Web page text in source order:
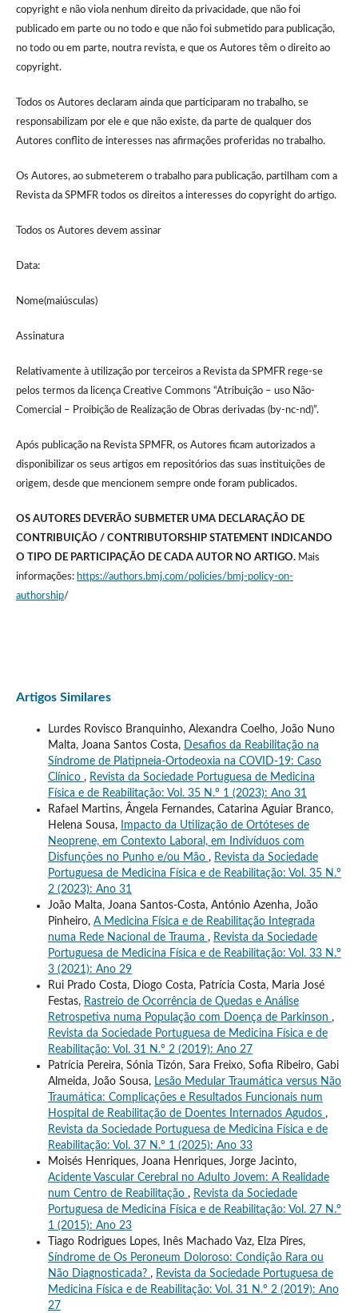
copyright e não viola nenhum direito da privacidade, que não foi
publicado em parte ou no todo e que não foi submetido para publicação,
no todo ou em parte, noutra revista, e que os Autores têm o direito ao
copyright.
Todos os Autores declaram ainda que participaram no trabalho, se
responsabilizam por ele e que não existe, da parte de qualquer dos
Autores conflito de interesses nas afirmações proferidas no trabalho.
Os Autores, ao submeterem o trabalho para publicação, partilham com a
Revista da SPMFR todos os direitos a interesses do copyright do artigo.
Todos os Autores devem assinar
Data:
Nome(maiúsculas)
Assinatura
Relativamente à utilização por terceiros a Revista da SPMFR rege-se
pelos termos da licença Creative Commons “Atribuição – uso Não-
Comercial – Proibição de Realização de Obras derivadas (by-nc-nd)”.
Após publicação na Revista SPMFR, os Autores ficam autorizados a
disponibilizar os seus artigos em repositórios das suas instituições de
origem, desde que mencionem sempre onde foram publicados.
OS AUTORES DEVERÃO SUBMETER UMA DECLARAÇÃO DE
CONTRIBUIÇÃO / CONTRIBUTORSHIP STATEMENT INDICANDO
O TIPO DE PARTICIPAÇÃO DE CADA AUTOR NO ARTIGO.Mais
informações: https://authors.bmj.com/policies/bmj-policy-on-
authorship/
Artigos Similares
Lurdes Rovisco Branquinho, Alexandra Coelho, João Nuno
Malta, Joana Santos Costa, Desafios da Reabilitação na
Síndrome de Platipneia-Ortodeoxia na COVID-19: Caso
Clínico , Revista da Sociedade Portuguesa de Medicina
Física e de Reabilitação: Vol. 35 N.º 1 (2023): Ano 31
Rafael Martins, Ângela Fernandes, Catarina Aguiar Branco,
Helena Sousa,
Impacto da Utilização de Ortóteses de
Neoprene, em Contexto Laboral, em Indivíduos com
Disfunções no Punho e/ou Mão , Revista da Sociedade
Portuguesa de Medicina Física e de Reabilitação: Vol. 35 N.º
2 (2023): Ano 31
João Malta, Joana Santos-Costa, António Azenha, João
Pinheiro, A Medicina Física e de Reabilitação Integrada
numa Rede Nacional de Trauma , Revista da Sociedade
Portuguesa de Medicina Física e de Reabilitação: Vol. 33 N.º
3 (2021): Ano 29
Rui Prado Costa, Diogo Costa, Patrícia Costa, Maria José
Festas, Rastreio de Ocorrência de Quedas e Análise
Retrospetiva numa População com Doença de Parkinson ,
Revista da Sociedade Portuguesa de Medicina Física e de
Reabilitação: Vol. 31 N.º 2 (2019): Ano 27
Patrícia Pereira, Sónia Tizón, Sara Freixo, Sofia Ribeiro, Gabi
Almeida, João Sousa, Lesão Medular Traumática versus Não
Traumática: Complicações e Resultados Funcionais num
Hospital de Reabilitação de Doentes Internados Agudos ,
Revista da Sociedade Portuguesa de Medicina Física e de
Reabilitação: Vol. 37 N.º 1 (2025): Ano 33
Moisés Henriques, Joana Henriques, Jorge Jacinto,
Acidente Vascular Cerebral no Adulto Jovem: A Realidade
num Centro de Reabilitação , Revista da Sociedade
Portuguesa de Medicina Física e de Reabilitação: Vol. 27 N.º
1 (2015): Ano 23
Tiago Rodrigues Lopes, Inês Machado Vaz, Elza Pires,
Síndrome de Os Peroneum Doloroso: Condição Rara ou
Não Diagnosticada? , Revista da Sociedade Portuguesa de
Medicina Física e de Reabilitação: Vol. 31 N.º 2 (2019): Ano
27